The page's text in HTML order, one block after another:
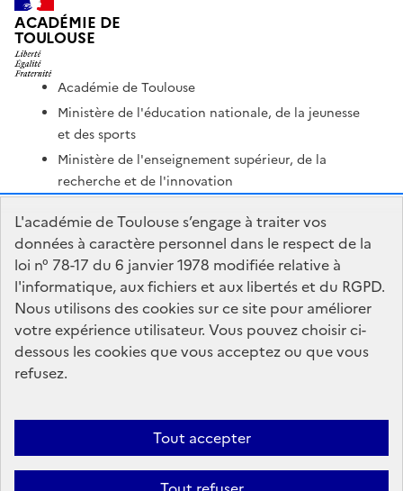
ACADÉMIE DE
TOULOUSE
Académie de Toulouse
Ministère de l'éducation nationale, de la jeunesse
et des sports
Ministère de l'enseignement supérieur, de la
recherche et de l'innovation
Nous contacter
DSDEN du Tarn-et-Garonne
Centre administratif Forestié
436 rue Edouard Forestié
82000 Montauban
Accessibilité : non conforme Mentions Légales
Connexion
L'académie de Toulouse s’engage à traiter vos
données à caractère personnel dans le respect de la
loi n° 78-17 du 6 janvier 1978 modifiée relative à
l'informatique, aux fichiers et aux libertés et du RGPD.
Nous utilisons des cookies sur ce site pour améliorer
votre expérience utilisateur. Vous pouvez choisir ci-
dessous les cookies que vous acceptez ou que vous
refusez.
Tout accepter